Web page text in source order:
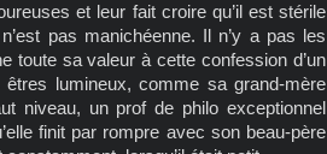
et leur fait croire qu’il est stérile
pas manichéenne. Il n’y a pas les
toute sa valeur à cette confession d’un
lumineux, comme sa grand-mère
niveau, un prof de philo exceptionnel
finit par rompre avec son beau-père